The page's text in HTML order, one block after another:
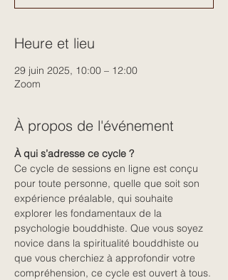
Heure et lieu
29 juin 2025, 10:00 – 12:00
Zoom
À propos de l'événement
À qui s’adresse ce cycle ?
Ce cycle de sessions en ligne est conçu
pour toute personne, quelle que soit son
expérience préalable, qui souhaite
explorer les fondamentaux de la
psychologie bouddhiste. Que vous soyez
novice dans la spiritualité bouddhiste ou
que vous cherchiez à approfondir votre
compréhension, ce cycle est ouvert à tous.